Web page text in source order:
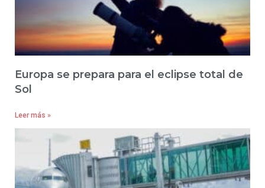
Europa se prepara para el eclipse total de
Sol
Leer más »